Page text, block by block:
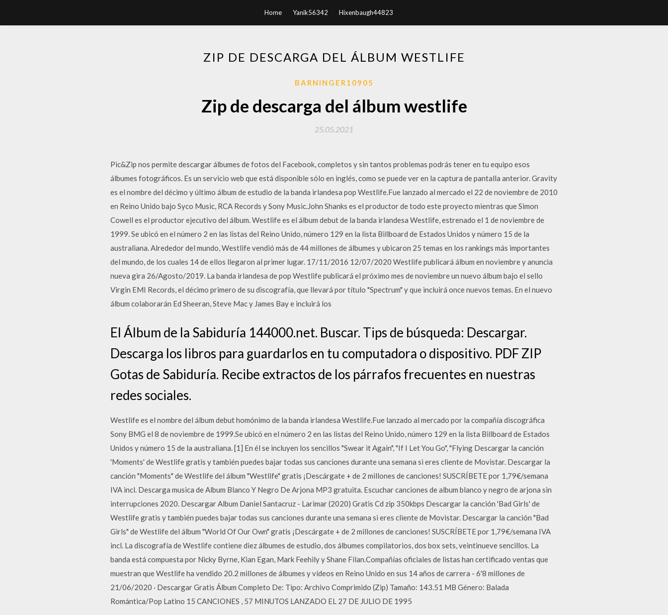
Home Yanik56342 Hixenbaugh44823
ZIP DE DESCARGA DEL ÁLBUM WESTLIFE
BARNINGER10905
Zip de descarga del álbum westlife
25.05.2021
Pic&Zip nos permite descargar álbumes de fotos del Facebook, completos y sin tantos problemas podrás tener en tu equipo esos
álbumes fotográficos. Es un servicio web que está disponible sólo en inglés, como se puede ver en la captura de pantalla anterior. Gravity
es el nombre del décimo y último álbum de estudio de la banda irlandesa pop Westlife.Fue lanzado al mercado el 22 de noviembre de 2010
en Reino Unido bajo Syco Music, RCA Records y Sony Music.John Shanks es el productor de todo este proyecto mientras que Simon
Cowell es el productor ejecutivo del álbum. Westlife es el álbum debut de la banda irlandesa Westlife, estrenado el 1 de noviembre de
1999. Se ubicó en el número 2 en las listas del Reino Unido, número 129 en la lista Billboard de Estados Unidos y número 15 de la
australiana. Alrededor del mundo, Westlife vendió más de 44 millones de álbumes y ubicaron 25 temas en los rankings más importantes
del mundo, de los cuales 14 de ellos llegaron al primer lugar. 17/11/2016 12/07/2020 Westlife publicará álbum en noviembre y anuncia
nueva gira 26/Agosto/2019. La banda irlandesa de pop Westlife publicará el próximo mes de noviembre un nuevo álbum bajo el sello
Virgin EMI Records, el décimo primero de su discografía, que llevará por título "Spectrum" y que incluirá once nuevos temas. En el nuevo
álbum colaborarán Ed Sheeran, Steve Mac y James Bay e incluirá los
El Álbum de la Sabiduría 144000.net. Buscar. Tips de búsqueda: Descargar.
Descarga los libros para guardarlos en tu computadora o dispositivo. PDF ZIP
Gotas de Sabiduría. Recibe extractos de los párrafos frecuentes en nuestras
redes sociales.
Westlife es el nombre del álbum debut homónimo de la banda irlandesa Westlife.Fue lanzado al mercado por la compañía discográfica
Sony BMG el 8 de noviembre de 1999.Se ubicó en el número 2 en las listas del Reino Unido, número 129 en la lista Billboard de Estados
Unidos y número 15 de la australiana. [1] En él se incluyen los sencillos "Swear it Again", "If I Let You Go", "Flying Descargar la canción
'Moments' de Westlife gratis y también puedes bajar todas sus canciones durante una semana si eres cliente de Movistar. Descargar la
canción "Moments" de Westlife del álbum "Westlife" gratis ¡Descárgate + de 2 millones de canciones! SUSCRÍBETE por 1,79€/semana
IVA incl. Descarga musica de Album Blanco Y Negro De Arjona MP3 gratuita. Escuchar canciones de album blanco y negro de arjona sin
interrupciones 2020. Descargar Album Daniel Santacruz - Larimar (2020) Gratis Cd zip 350kbps Descargar la canción 'Bad Girls' de
Westlife gratis y también puedes bajar todas sus canciones durante una semana si eres cliente de Movistar. Descargar la canción "Bad
Girls" de Westlife del álbum "World Of Our Own" gratis ¡Descárgate + de 2 millones de canciones! SUSCRÍBETE por 1,79€/semana IVA
incl. La discografía de Westlife contiene diez álbumes de estudio, dos álbumes compilatorios, dos box sets, veintinueve sencillos. La
banda está compuesta por Nicky Byrne, Kian Egan, Mark Feehily y Shane Filan.Compañías oficiales de listas han certificado ventas que
muestran que Westlife ha vendido 20.2 millones de álbumes y vídeos en Reino Unido en sus 14 años de carrera - 6'8 millones de
21/06/2020 · Descargar Gratis Álbum Completo De: Tipo: Archivo Comprimido (Zip) Tamaño: 143.51 MB Género: Balada
Romántica/Pop Latino 15 CANCIONES , 57 MINUTOS LANZADO EL 27 DE JULIO DE 1995